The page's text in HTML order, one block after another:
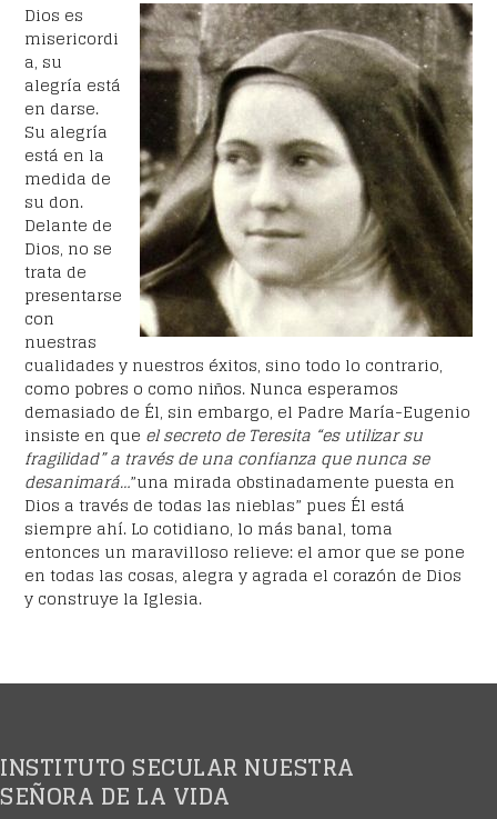
Dios es
misericordi
a, su
alegría está
en darse.
Su alegría
está en la
medida de
su don.
Delante de
Dios, no se
trata de
presentarse
con
nuestras
cualidades y nuestros éxitos, sino todo lo contrario,
como pobres o como niños. Nunca esperamos
demasiado de Él, sin embargo, el Padre María-Eugenio
insiste en que el secreto de Teresita “es utilizar su
fragilidad” a través de una confianza que nunca se
desanimará…”una mirada obstinadamente puesta en
Dios a través de todas las nieblas” pues Él está
siempre ahí. Lo cotidiano, lo más banal, toma
entonces un maravilloso relieve: el amor que se pone
en todas las cosas, alegra y agrada el corazón de Dios
y construye la Iglesia.
INSTITUTO SECULAR NUESTRA
SEÑORA DE LA VIDA